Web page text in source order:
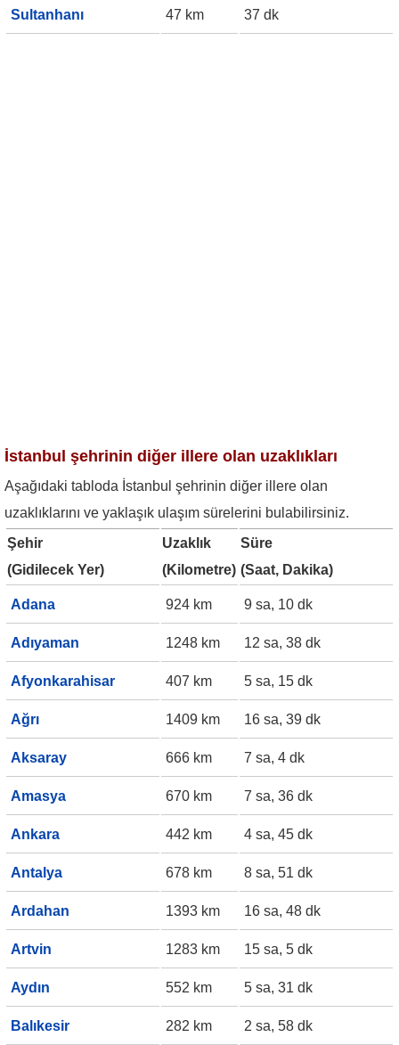
Sultanhanı 47 km 37 dk
İstanbul şehrinin diğer illere olan uzaklıkları
Aşağıdaki tabloda İstanbul şehrinin diğer illere olan
uzaklıklarını ve yaklaşık ulaşım sürelerini bulabilirsiniz.
Şehir
(Gidilecek Yer)
Uzaklık
(Kilometre)
Süre
(Saat, Dakika)
Adana 924 km 9 sa, 10 dk
Adıyaman 1248 km 12 sa, 38 dk
Afyonkarahisar 407 km 5 sa, 15 dk
Ağrı 1409 km 16 sa, 39 dk
Aksaray 666 km 7 sa, 4 dk
Amasya 670 km 7 sa, 36 dk
Ankara 442 km 4 sa, 45 dk
Antalya 678 km 8 sa, 51 dk
Ardahan 1393 km 16 sa, 48 dk
Artvin 1283 km 15 sa, 5 dk
Aydın 552 km 5 sa, 31 dk
Balıkesir 282 km 2 sa, 58 dk